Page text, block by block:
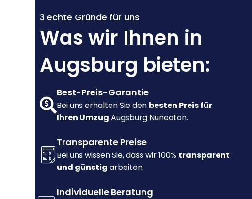
3 echte Gründe für uns
Was wir Ihnen in
Augsburg bieten:
Best-Preis-Garantie
Bei uns erhalten Sie den besten Preis für
Ihren Umzug Augsburg Nuneaton.
Transparente Preise
Bei uns wissen Sie, dass wir 100% transparent
und günstig arbeiten.
Individuelle Beratung